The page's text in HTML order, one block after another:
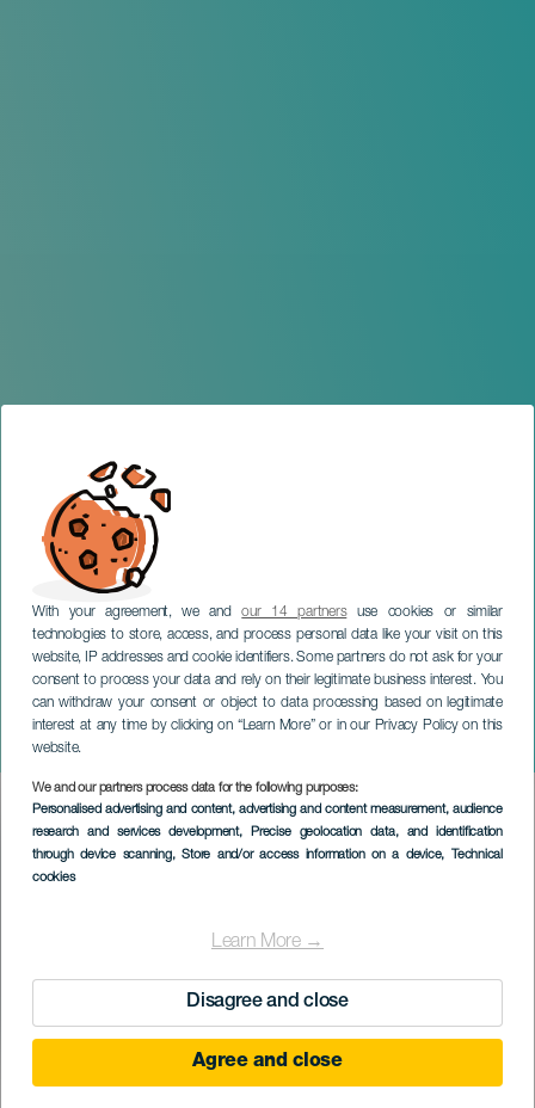
With your agreement, we andour 14 partnersuse cookies or similar
technologies to store, access, and process personal data like your visit on this
website, IP addresses and cookie identifiers. Some partners do not ask for your
consent to process your data and rely on their legitimate business interest. You
can withdraw your consent or object to data processing based on legitimate
interest at any time by clicking on “Learn More” or in our Privacy Policy on this
website.
We and our partners process data for the following purposes:
Personalised advertising and content, advertising and content measurement, audience
research and services development, Precise geolocation data, and identification
through device scanning, Store and/or access information on a device, Technical
cookies
Learn More →
Disagree and close
Agree and close
Yöt Cristiton kanssa
TENERIFFA
Imagen
Listado